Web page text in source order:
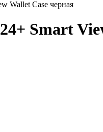
Wallet Case черная
Smart